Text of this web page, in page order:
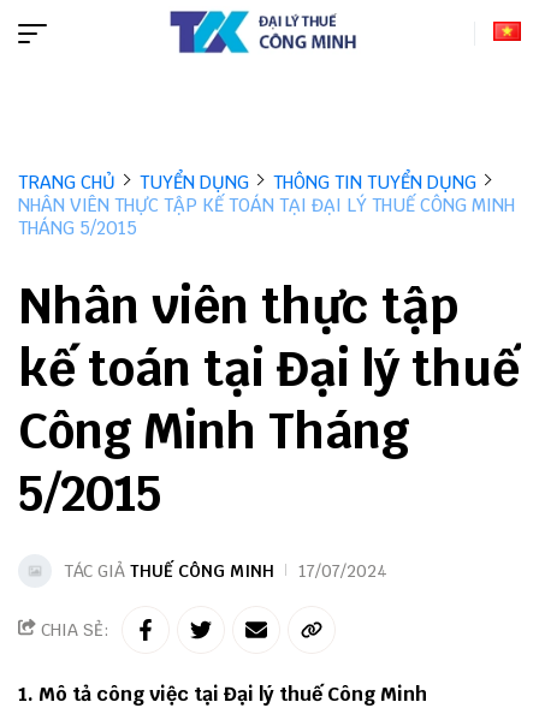
TRANG CHỦ TUYỂN DỤNG
THÔNG TIN TUYỂN DỤNG
NHÂN VIÊN THỰC TẬP KẾ TOÁN TẠI ĐẠI LÝ THUẾ CÔNG MINH
THÁNG 5/2015
Nhân viên thực tập
kế toán tại Đại lý thuế
Công Minh Tháng
5/2015
TÁC GIẢ THUẾ CÔNG MINH 17/07/2024
CHIA SẺ:
1. Mô tả công việc tại Đại lý thuế Công Minh